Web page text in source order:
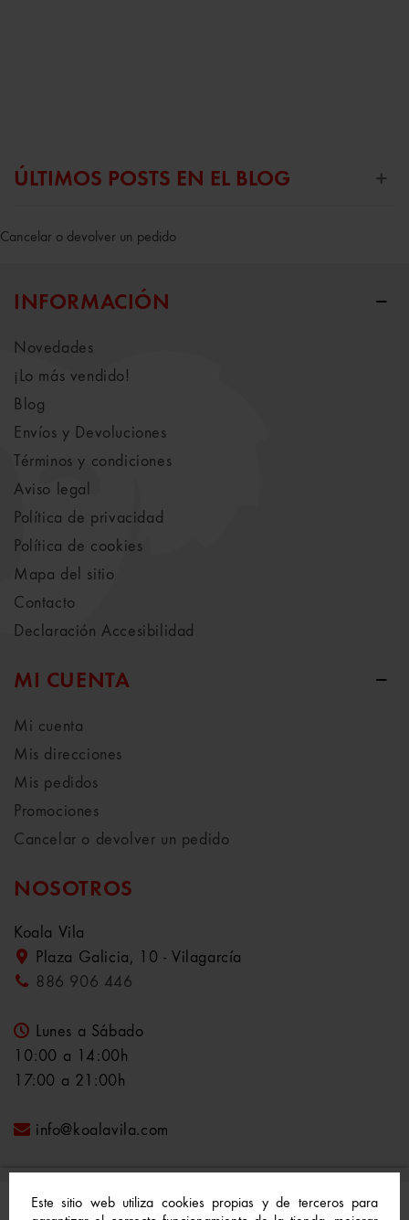
Este sitio web utiliza cookies propias y de terceros para
ÚLTIMOS POSTS EN EL BLOG
Cancelar o devolver un pedido
INFORMACIÓN
Novedades
¡Lo más vendido!
Blog
Envíos y Devoluciones
Términos y condiciones
Aviso legal
Política de privacidad
Política de cookies
Mapa del sitio
Contacto
Declaración Accesibilidad
MI CUENTA
Mi cuenta
Mis direcciones
Mis pedidos
Promociones
Cancelar o devolver un pedido
NOSOTROS
Koala Vila
Plaza Galicia, 10 - Vilagarcía
886 906 446
Lunes a Sábado
10:00 a 14:00h
17:00 a 21:00h
info@koalavila.com